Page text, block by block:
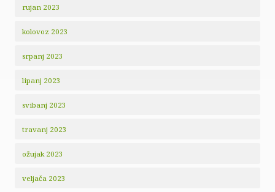
rujan 2023
kolovoz 2023
srpanj 2023
lipanj 2023
svibanj 2023
travanj 2023
ožujak 2023
veljača 2023